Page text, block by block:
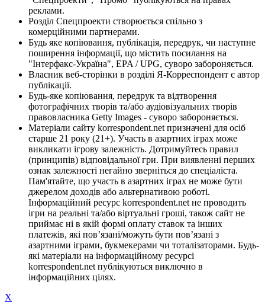
реклами.
Розділ Спецпроекти створюється спільно з
комерційними партнерами.
Будь яке копіювання, публікація, передрук, чи наступне
поширення інформації, що містить посилання на
"Інтерфакс-Україна", EPA / UPG, суворо забороняється.
Власник веб-сторінки в розділі Я-Корреспондент є автор
публікації.
Будь-яке копіювання, передрук та відтворення
фотографічних творів та/або аудіовізуальних творів
правовласника Getty Images - суворо забороняється.
Матеріали сайту korrespondent.net призначені для осіб
старше 21 року (21+). Участь в азартних іграх може
викликати ігрову залежність. Дотримуйтесь правил
(принципів) відповідальної гри. При виявленні перших
ознак залежності негайно зверніться до спеціаліста.
Пам'ятайте, що участь в азартних іграх не може бути
джерелом доходів або альтернативою роботі.
Інформаційний ресурс korrespondent.net не проводить
ігри на реальні та/або віртуальні гроші, також сайт не
приймає ні в якій формі оплату ставок та інших
платежів, які пов’язані/можуть бути пов’язані з
азартними іграми, букмекерами чи тоталізаторами. Будь-
які матеріали на інформаційному ресурсі
korrespondent.net публікуються виключно в
інформаційних цілях.
X